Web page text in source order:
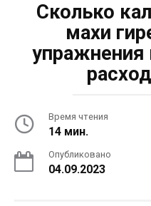
Сколько
махи
упражнения
Время чтения
14 мин.
Опубликовано
04.09.2023